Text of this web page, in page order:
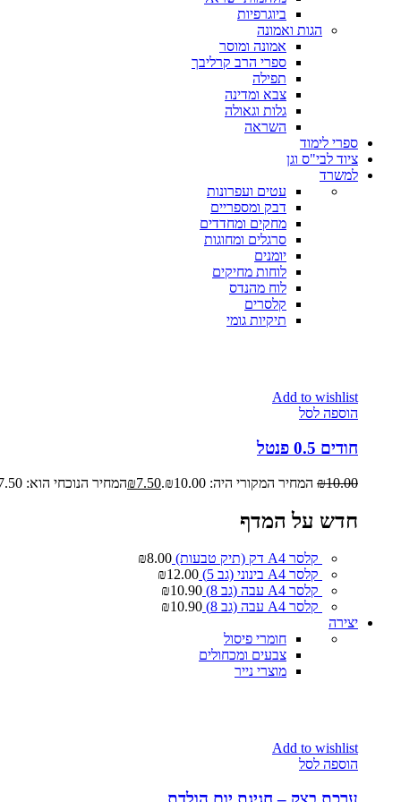
ביוגרפיות
הגות ואמונה
אמונה ומוסר
ספרי הרב קרליבך
תפילה
צבא ומדינה
גלות וגאולה
השראה
ספרי לימוד
ציוד לבי"ס וגן
למשרד
עטים ועפרונות
דבק ומספריים
מחקים ומחדדים
סרגלים ומחוגות
יומנים
לוחות מחיקים
לוח מהנדס
קלסרים
תיקיות גומי
Add to wishlist
הוספה לסל
חודים 0.5 פנטל
₪10.00 המחיר המקורי היה: ₪10.00. ₪7.50 המחיר הנוכחי הוא: ₪7.50.
חדש על המדף
קלסר A4 דק (תיק טבעות) ₪8.00
קלסר A4 בינוני (גב 5)
₪12.00
קלסר A4 עבה (גב 8)
₪10.90
קלסר A4 עבה (גב 8)
₪10.90
יצירה
חומרי פיסול
צבעים ומכחולים
מוצרי נייר
Add to wishlist
הוספה לסל